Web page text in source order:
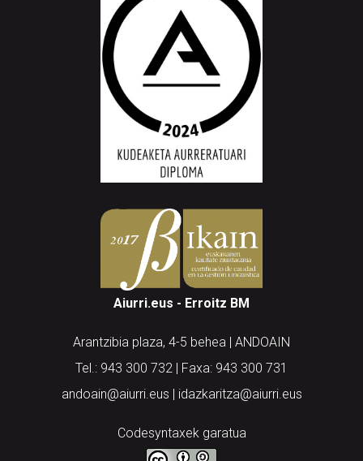
Aiurri.eus - Erroitz BM
Arantzibia plaza, 4-5 behea | ANDOAIN
Tel.: 943 300 732 | Faxa: 943 300 731
andoain@aiurri.eus | idazkaritza@aiurri.eus
Codesyntaxek garatua